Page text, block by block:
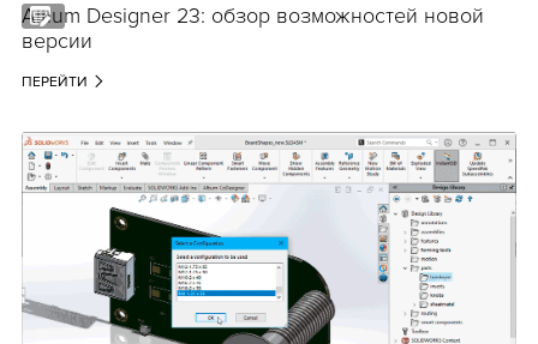
Altium Designer 23: обзор возможностей новой
версии
ПЕРЕЙТИ